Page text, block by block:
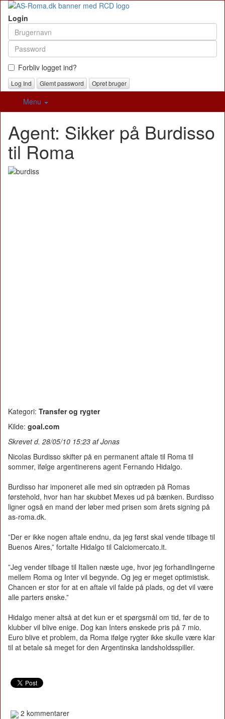
Login
Forbliv logget ind?
Glemt password Opret bruger
Menu
Agent: Sikker på Burdisso
til Roma
Kategori: Transfer og rygter
Kilde: goal.com
Skrevet d. 28/05/10 15:23 af Jonas
Nicolas Burdisso skifter på en permanent aftale til Roma til
sommer, ifølge argentinerens agent Fernando Hidalgo.
Burdisso har imponeret alle med sin optræden på Romas
førstehold, hvor han har skubbet Mexes ud på bænken. Burdisso
ligner også en mand der løber med prisen som årets signing på
as-roma.dk.
”Der er ikke nogen aftale endnu, da jeg først skal vende tilbage til
Buenos Aires,” fortalte Hidalgo til Calciomercato.it.
”Jeg vender tilbage til Italien næste uge, hvor jeg forhandlingerne
mellem Roma og Inter vil begynde. Og jeg er meget optimistisk.
Chancen er stor for at en aftale vil falde på plads, og det vil være
alle parters ønske.”
Hidalgo mener altså at det kun er et spørgsmål om tid, før de to
klubber vil blive enige. Dog kan Inters ønskede pris på 7 mio.
Euro blive et problem, da Roma ifølge rygter ikke skulle være klar
til at betale så meget for den Argentinska landsholdsspiller.
2 kommentarer